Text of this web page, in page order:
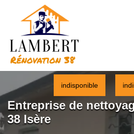
indisponible
Entreprise de
38 Isère